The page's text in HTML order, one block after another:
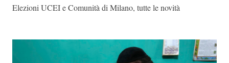
Elezioni UCEI e Comunità di Milano, tutte le novità